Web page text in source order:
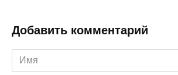
Добавить комментарий
Имя
*